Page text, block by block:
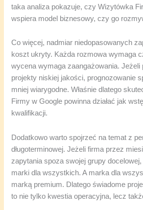
taka analiza pokazuje, czy Wizytówka
wspiera model biznesowy, czy go
Co więcej, nadmiar niedopasowanych
koszt ukryty. Każda rozmowa wymaga
wycena wymaga zaangażowania. Jeżeli
projekty niskiej jakości, prognozowanie
mniej wiarygodne. Właśnie dlatego
Firmy w Google powinna działać jak
kwalifikacji.
Dodatkowo warto spojrzeć na temat z
długoterminowej. Jeżeli firma przez
zapytania spoza swojej grupy
marki dla wszystkich. A marka dla
marką premium. Dlatego świadome
to nie tylko kwestia operacyjna, lecz